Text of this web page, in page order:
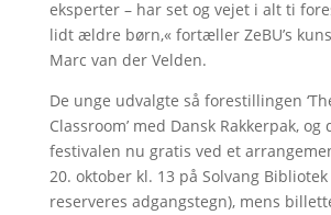
eksperter – har set og vejet i alt ti
lidt ældre børn,« fortæller ZeBU’s
Marc van der Velden.
De unge udvalgte så forestillingen
Classroom’ med Dansk Rakkerpak,
festivalen nu gratis ved et
20. oktober kl. 13 på Solvang
reserveres adgangstegn), mens